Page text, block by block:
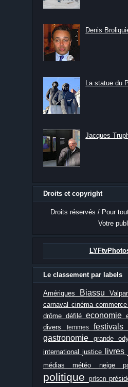
Denis
La statue du
Jacques
Droits et copyright
Droits réservés / Pour
Votre
Le classement par labels
Amériques Biassu
carnaval cinémacommerce
drôme défilé economie
divers
femmes festivals
gastronomie grande
international justice livres
médiasmétéo neige
politique prison